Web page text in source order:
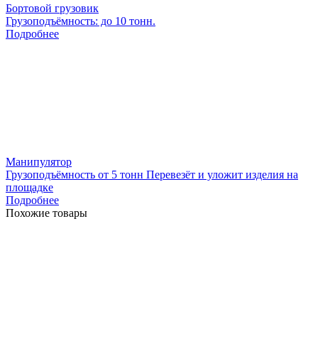
Бортовой грузовик
Грузоподъёмность: до 10 тонн.
Подробнее
Манипулятор
Грузоподъёмность от 5 тонн Перевезёт и уложит изделия на
площадке
Подробнее
Похожие товары